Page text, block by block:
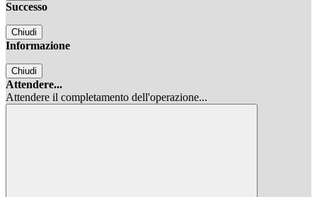
Successo
Chiudi
Informazione
Chiudi
Attendere...
Attendere il completamento dell'operazione...